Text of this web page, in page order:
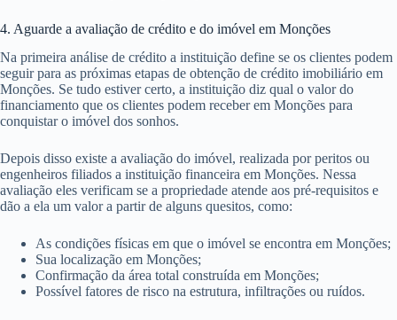
4. Aguarde a avaliação de crédito e do imóvel em Monções
Na primeira análise de crédito a instituição define se os clientes podem
seguir para as próximas etapas de obtenção de crédito imobiliário em
Monções. Se tudo estiver certo, a instituição diz qual o valor do
financiamento que os clientes podem receber em Monções para
conquistar o imóvel dos sonhos.
Depois disso existe a avaliação do imóvel, realizada por peritos ou
engenheiros filiados a instituição financeira em Monções. Nessa
avaliação eles verificam se a propriedade atende aos pré-requisitos e
dão a ela um valor a partir de alguns quesitos, como:
As condições físicas em que o imóvel se encontra em Monções;
Sua localização em Monções;
Confirmação da área total construída em Monções;
Possível fatores de risco na estrutura, infiltrações ou ruídos.